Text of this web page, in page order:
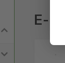
E-